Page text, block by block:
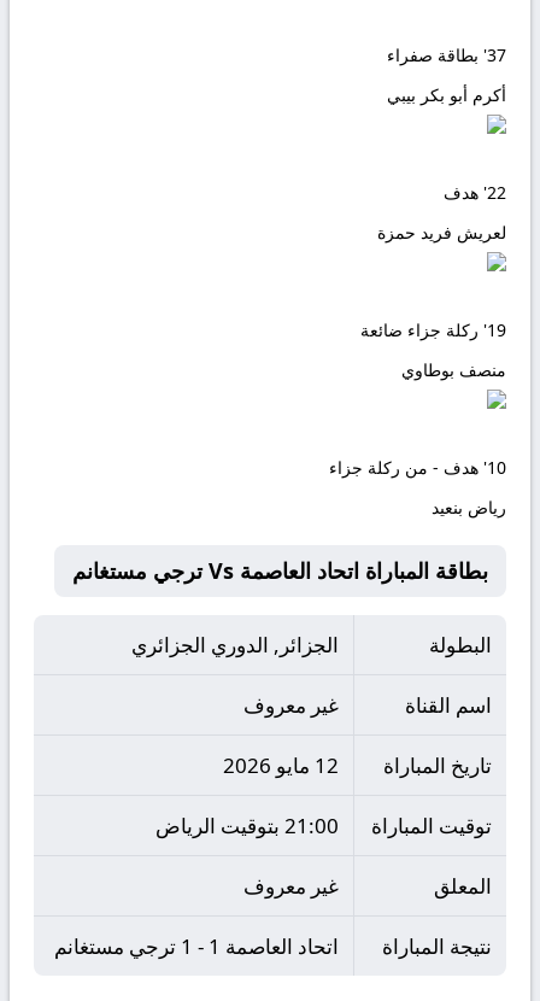
37' بطاقة صفراء
أكرم أبو بكر بيبي
22' هدف
لعريش فريد حمزة
19' ركلة جزاء ضائعة
منصف بوطاوي
10' هدف - من ركلة جزاء
رياض بنعيد
بطاقة المباراة اتحاد العاصمة Vs ترجي مستغانم
البطولة الجزائر, الدوري الجزائري
اسم القناة غير معروف
تاريخ المباراة 12 مايو 2026
توقيت المباراة 21:00 بتوقيت الرياض
المعلق غير معروف
نتيجة المباراة اتحاد العاصمة 1 - 1 ترجي مستغانم